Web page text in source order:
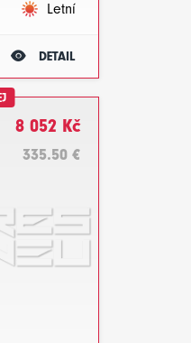
Letní
DETAIL
8 052 Kč
335.50 €